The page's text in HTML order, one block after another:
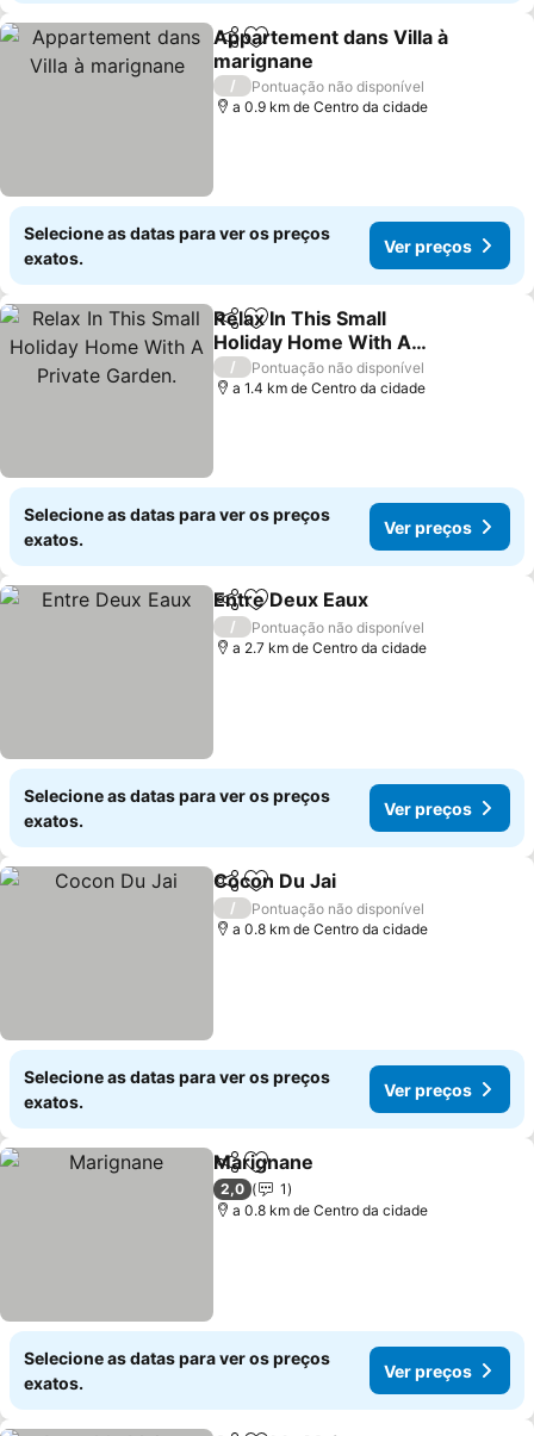
PartilharAdicionar aos favoritos
Appartement dans Villa à
marignane
Ver preços
/
Pontuação não disponível
a 0.9 km de Centro da cidade
Selecione as datas para ver os preços
exatos.
Ver preços
PartilharAdicionar aos favoritos
Relax In This Small
Holiday Home With A
Private Garden.
Ver preços
/
Pontuação não disponível
a 1.4 km de Centro da cidade
Selecione as datas para ver os preços
exatos.
Ver preços
PartilharAdicionar aos favoritos
Entre Deux Eaux
/
Pontuação não disponível
a 2.7 km de Centro da cidade
Selecione as datas para ver os preços
exatos.
Ver preços
PartilharAdicionar aos favoritos
Cocon Du Jai
/
Pontuação não disponível
a 0.8 km de Centro da cidade
Selecione as datas para ver os preços
exatos.
Ver preços
PartilharAdicionar aos favoritos
Marignane
2,0
1
a 0.8 km de Centro da cidade
Selecione as datas para ver os preços
exatos.
Ver preços